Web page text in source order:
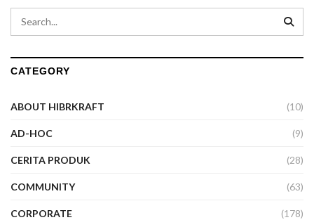
CATEGORY
ABOUT HIBRKRAFT (10)
AD-HOC (9)
CERITA PRODUK (28)
COMMUNITY (63)
CORPORATE (178)